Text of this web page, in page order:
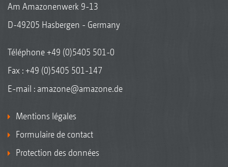
Am Amazonenwerk 9-13
D-49205 Hasbergen - Germany
Téléphone+49 (0)5405 501-0
Fax : +49 (0)5405 501-147
E-mail : amazone@amazone.de
Mentions légales
Formulaire de contact
Protection des données